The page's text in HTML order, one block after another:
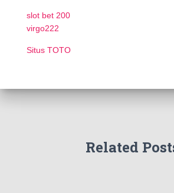
slot bet 200
virgo222
Situs TOTO
Related